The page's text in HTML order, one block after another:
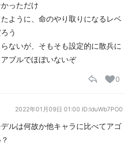
っただけ
ように、命のやり取りになるレベ
う
ないが、そもそも設定的に散兵に
ブルでほぼいないぞ
0
2022年01月09日 01:00 ID:lduWb7PO0
ルは何故か他キャラに比べてアゴ